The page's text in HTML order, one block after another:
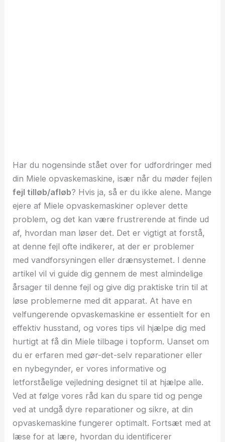
Har du nogensinde stået over for udfordringer med
din Miele opvaskemaskine, især når du møder fejlen
fejl tilløb/afløb? Hvis ja, så er du ikke alene. Mange
ejere af Miele opvaskemaskiner oplever dette
problem, og det kan være frustrerende at finde ud
af, hvordan man løser det. Det er vigtigt at forstå,
at denne fejl ofte indikerer, at der er problemer
med vandforsyningen eller drænsystemet. I denne
artikel vil vi guide dig gennem de mest almindelige
årsager til denne fejl og give dig praktiske trin til at
løse problemerne med dit apparat. At have en
velfungerende opvaskemaskine er essentielt for en
effektiv husstand, og vores tips vil hjælpe dig med
hurtigt at få din Miele tilbage i topform. Uanset om
du er erfaren med gør-det-selv reparationer eller
en nybegynder, er vores informative og
letforståelige vejledning designet til at hjælpe alle.
Ved at følge vores råd kan du spare tid og penge
ved at undgå dyre reparationer og sikre, at din
opvaskemaskine fungerer optimalt. Fortsæt med at
læse for at lære, hvordan du identificerer